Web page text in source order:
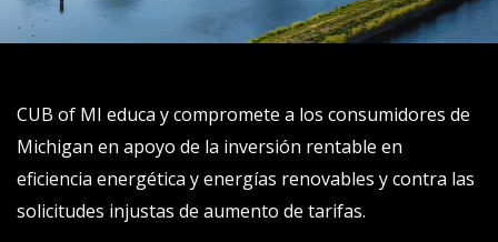
CUB of MI educa y compromete a los consumidores de
Michigan en apoyo de la inversión rentable en
eficiencia energética y energías renovables y contra las
solicitudes injustas de aumento de tarifas.